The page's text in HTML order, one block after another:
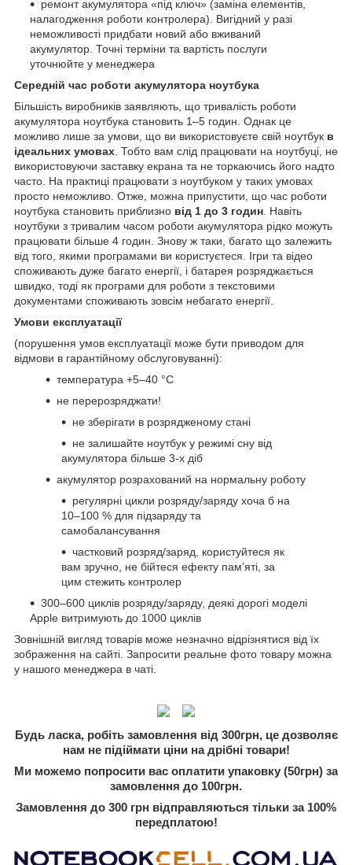
ремонт акумулятора «під ключ» (заміна елементів,
налагодження роботи контролера). Вигідний у разі
неможливості придбати новий або вживаний
акумулятор. Точні терміни та вартість послуги
уточнюйте у менеджера
Середній час роботи акумулятора ноутбука
Більшість виробників заявляють, що тривалість роботи
акумулятора ноутбука становить 1–5 годин. Однак це
можливо лише за умови, що ви використовуєте свій ноутбук в
ідеальних умовах . Тобто вам слід працювати на ноутбуці, не
використовуючи заставку екрана та не торкаючись його надто
часто. На практиці працювати з ноутбуком у таких умовах
просто неможливо. Отже, можна припустити, що час роботи
ноутбука становить приблизно від 1 до 3 годин . Навіть
ноутбуки з тривалим часом роботи акумулятора рідко можуть
працювати більше 4 годин. Знову ж таки, багато що залежить
від того, якими програмами ви користуєтеся. Ігри та відео
споживають дуже багато енергії, і батарея розряджається
швидко, тоді як програми для роботи з текстовими
документами споживають зовсім небагато енергії.
Умови експлуатації
(порушення умов експлуатації може бути приводом для
відмови в гарантійному обслуговуванні):
температура +5–40 °С
не перерозряджати!
не зберігати в розрядженому стані
не залишайте ноутбук у режимі сну від
акумулятора більше 3-х діб
акумулятор розрахований на нормальну роботу
регулярні цикли розряду/заряду хоча б на
10–100 % для підзаряду та
самобалансування
частковий розряд/заряд, користуйтеся як
вам зручно, не бійтеся ефекту пам’яті, за
цим стежить контролер
300–600 циклів розряду/заряду, деякі дорогі моделі
Apple витримують до 1000 циклів
Зовнішній вигляд товарів може незначно відрізнятися від їх
зображення на сайті. Запросити реальне фото товару можна
у нашого менеджера в чаті.
Будь ласка, робіть замовлення від 300грн, це дозволяє
нам не підіймати ціни на дрібні товари!
Ми можемо попросити вас оплатити упаковку (50грн) за
замовлення до 100грн.
Замовлення до 300 грн відправляються тільки за 100%
передплатою!